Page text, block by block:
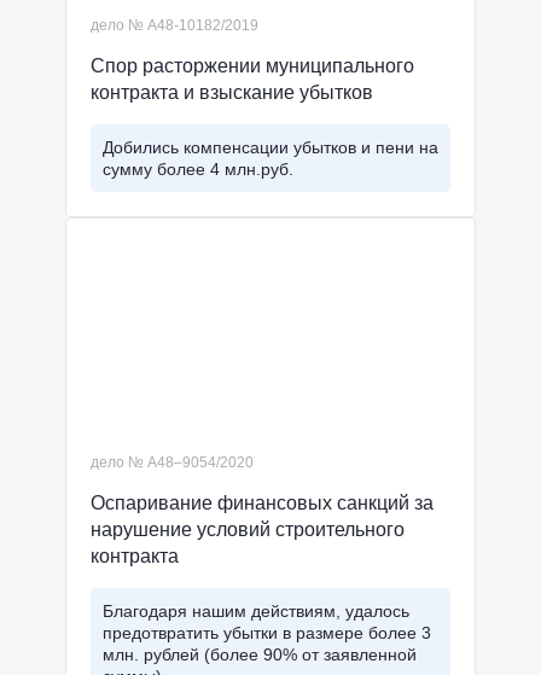
дело № А48-10182/2019
Спор расторжении муниципального
контракта и взыскание убытков
Добились компенсации убытков и пени на
сумму более 4 млн.руб.
дело № А48–9054/2020
Оспаривание финансовых санкций за
нарушение условий строительного
контракта
Благодаря нашим действиям, удалось
предотвратить убытки в размере более 3
млн. рублей (более 90% от заявленной